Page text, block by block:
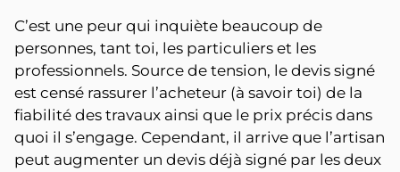
C’est une peur qui inquiète beaucoup de
personnes, tant toi, les particuliers et les
professionnels. Source de tension, le devis signé
est censé rassurer l’acheteur (à savoir toi) de la
fiabilité des travaux ainsi que le prix précis dans
quoi il s’engage. Cependant, il arrive que l’artisan
peut augmenter un devis déjà signé par les deux